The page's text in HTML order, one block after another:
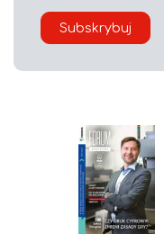
Subskrybuj